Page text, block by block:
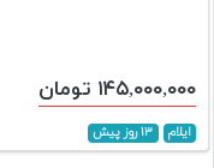
۱۴۵,۰۰۰,۰۰۰ تومان
ایلام ۱۳ روز پیش